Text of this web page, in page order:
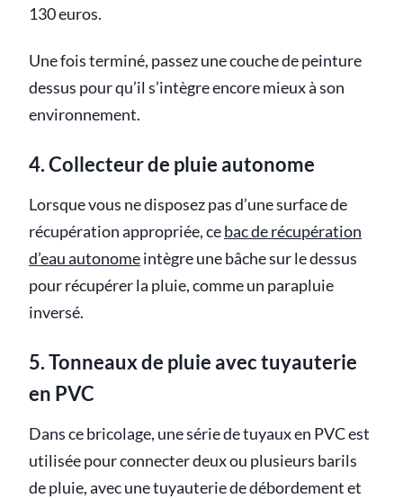
130 euros.
Une fois terminé, passez une couche de peinture
dessus pour qu’il s’intègre encore mieux à son
environnement.
4. Collecteur de pluie autonome
Lorsque vous ne disposez pas d’une surface de
récupération appropriée, cebac de récupération
d’eau autonomeintègre une bâche sur le dessus
pour récupérer la pluie, comme un parapluie
inversé.
5. Tonneaux de pluie avec tuyauterie
en PVC
Dans ce bricolage, une série de tuyaux en PVC est
utilisée pour connecter deux ou plusieurs barils
de pluie, avec une tuyauterie de débordement et